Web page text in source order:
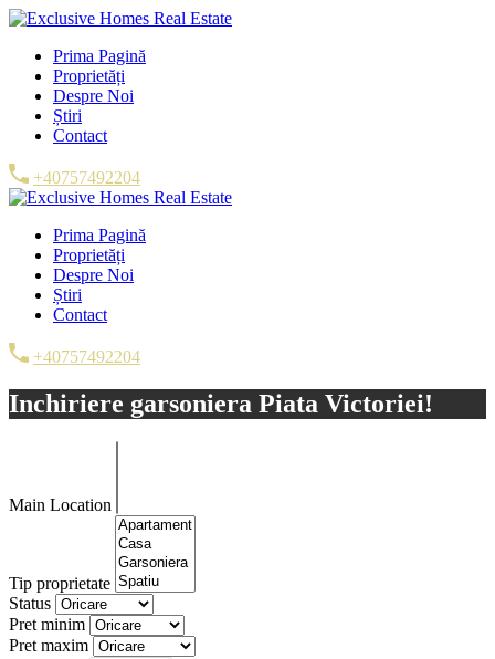
Prima Pagină
Proprietăți
Despre Noi
Știri
Contact
+40757492204
Prima Pagină
Proprietăți
Despre Noi
Știri
Contact
+40757492204
Inchiriere garsoniera Piata Victoriei!
Main Location
Tip proprietate
Status
Pret minim
Pret maxim